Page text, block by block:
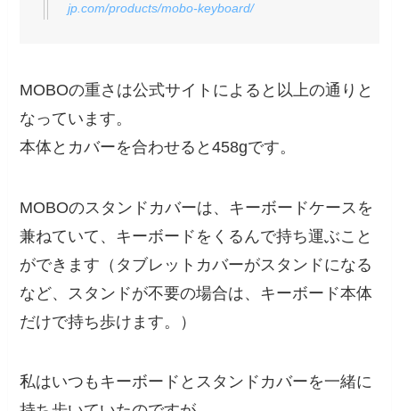
jp.com/products/mobo-keyboard/
MOBOの重さは公式サイトによると以上の通りと
なっています。
本体とカバーを合わせると458gです。
MOBOのスタンドカバーは、キーボードケースを
兼ねていて、キーボードをくるんで持ち運ぶこと
ができます（タブレットカバーがスタンドになる
など、スタンドが不要の場合は、キーボード本体
だけで持ち歩けます。）
私はいつもキーボードとスタンドカバーを一緒に